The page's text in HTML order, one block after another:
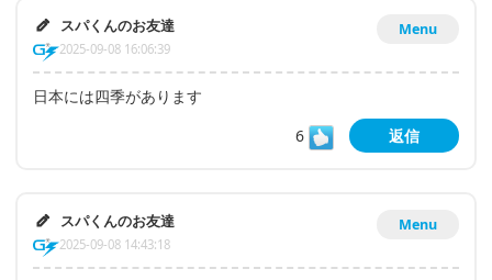
Menu
スパくんのお友達
2025-09-08 16:06:39
日本には四季があります
6
返信
Menu
スパくんのお友達
2025-09-08 14:43:18